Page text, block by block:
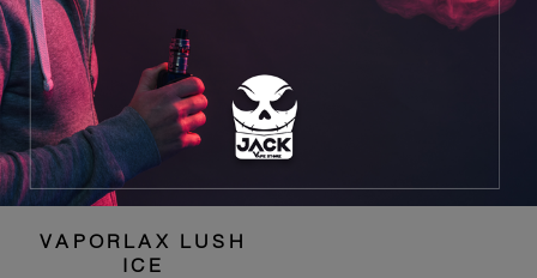
VAPORLAX LUSH
ICE
